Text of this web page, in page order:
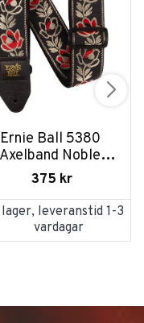
Ernie Ball 5380
Axelband Noble
Rose
375 kr
leveranstid 1-3
vardagar